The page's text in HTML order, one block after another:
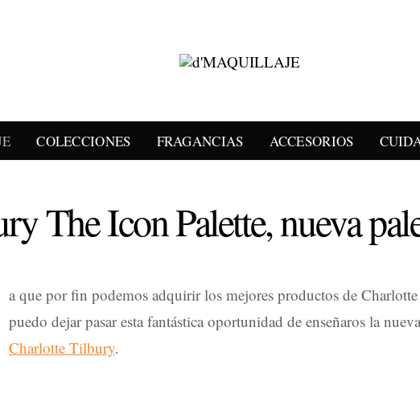
COLECCIONES FRAGANCIAS ACCESORIOS
The Icon Palette, nueva
a que por fin podemos adquirir los mejores productos de
puedo dejar pasar esta fantástica oportunidad de enseñaros la nueva
Charlotte Tilbury.